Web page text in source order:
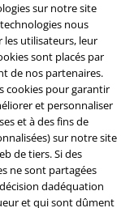
sur notre site
nous
utilisateurs, leur
sont placés par
de nos partenaires.
cookies pour garantir
et personnaliser
et à des fins de
sur notre site
de tiers. Si des
ne sont partagées
dadéquation
et qui sont dûment